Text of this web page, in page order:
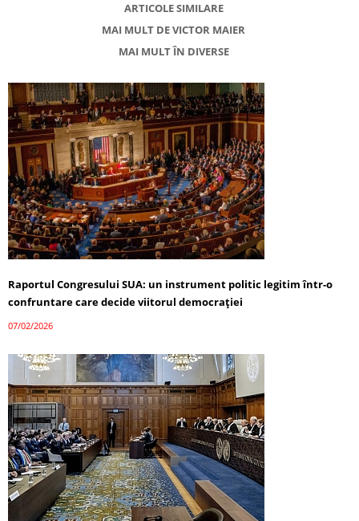
ARTICOLE SIMILARE
MAI MULT DE VICTOR MAIER
MAI MULT ÎN DIVERSE
Raportul Congresului SUA: un instrument politic legitim într-o
confruntare care decide viitorul democrației
07/02/2026